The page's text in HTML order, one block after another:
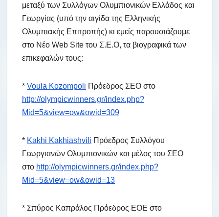
μεταξύ των Συλλόγων Ολυμπιονικών Ελλάδος και
Γεωργίας (υπό την αιγίδα της Ελληνικής
Ολυμπιακής Επιτροπής) κι εμείς παρουσιάζουμε
στο Νέο Web Site του Σ.Ε.Ο, τα βιογραφικά των
επικεφαλών τους:
* Voula Kozompoli Πρόεδρος ΣΕΟ στο
http://olympicwinners.gr/index.php?
Mid=5&view=ow&owid=309
* Kakhi Kakhiashvili Πρόεδρος Συλλόγου
Γεωργιανών Ολυμπιονικών και μέλος του ΣΕΟ
στο http://olympicwinners.gr/index.php?
Mid=5&view=ow&owid=13
* Σπύρος Καπράλος Πρόεδρος ΕΟΕ στο